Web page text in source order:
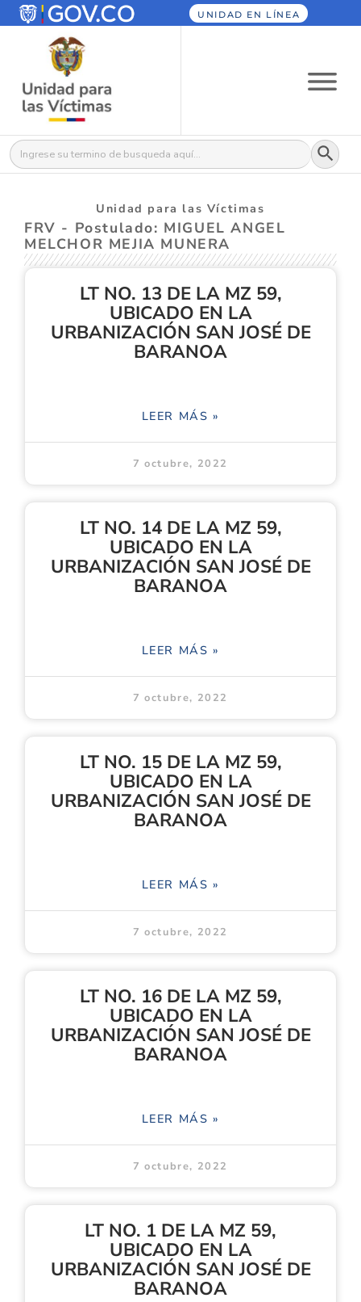
UNIDAD EN LÍNEA
Buscar: Botón
Unidad para las Víctimas
FRV - Postulado: MIGUEL ANGEL
MELCHOR MEJIA MUNERA
LT NO. 13 DE LA MZ 59,
UBICADO EN LA
URBANIZACIÓN SAN JOSÉ DE
BARANOA
LEER MÁS »
7 octubre, 2022
LT NO. 14 DE LA MZ 59,
UBICADO EN LA
URBANIZACIÓN SAN JOSÉ DE
BARANOA
LEER MÁS »
7 octubre, 2022
LT NO. 15 DE LA MZ 59,
UBICADO EN LA
URBANIZACIÓN SAN JOSÉ DE
BARANOA
LEER MÁS »
7 octubre, 2022
LT NO. 16 DE LA MZ 59,
UBICADO EN LA
URBANIZACIÓN SAN JOSÉ DE
BARANOA
LEER MÁS »
7 octubre, 2022
LT NO. 1 DE LA MZ 59,
UBICADO EN LA
URBANIZACIÓN SAN JOSÉ DE
BARANOA